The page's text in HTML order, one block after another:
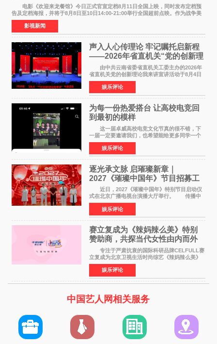
电影《欢迎来龙餐馆》今日正式官宣定档8月11日全国上映，同时发布定档预
告及定档海报，并将于8月8日至10日14:00-21:00举行全国超前点映。作为战争美
食大片，影片讲述的是中国厨师徐福（沈腾
影视新闻
声入人心传理论 牢记嘱托启新程
——2026年省直机关“党的创新理
论我来讲”宣讲活动圆满落幕
由中共云南省委省直机关工委主办的2026年
省直机关党的创新理论我来讲宣讲活动于8月4日
至5日在昆明举办。活动以 "牢记嘱托 感恩奋进
开创云南发展新局面 "为主题，坚持以新时代中国
特色社会主义
娱乐评论
为每一份热爱搭台 让高校电竞回
到最初的模样
这一届卓威高校电竞文化节真的很不错，下
一届一定要邀请我们，也希望能给更多同学一个
来到现场的机会。 2026卓威高校电竞文化节
已经落下帷幕，在活动结束后，仍有不少高校电
竞社负责人和现
娱乐评论
逐光承文脉 启璀璨新章｜
2027《璀璨中国年》节目招募工
作圆满启动
近日，2027《璀璨中国年》特别节目启动仪
式在北京广播电视台演播大厅举行。 传播中
华优秀传统文化，弘扬纯正国风艺术，打造高规
格、高质感、正能量的文艺盛典，是璀璨中国年
矢志不渝的初心
娱乐评论
赛立复成为《辣妈辣么美》特别
赞助商，共探当代女性由内而外
活力美
专注于严肃抗衰的国际科研品牌CELFULL赛
立复成为北京卫视生活时尚综艺《辣妈辣么美》
的特别赞助商,明星辣妈袁咏仪倾情参与，向广大
都市女性传递健康生活新主张，寄语当代女性在
家庭与自我之间
娱乐评论
中国艺人网相关服务